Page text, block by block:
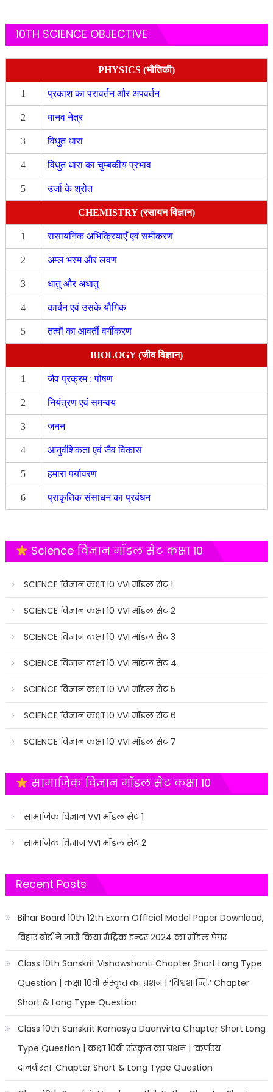
10TH SCIENCE OBJECTIVE
PHYSICS (भौतिकी)
1 प्रकाश का परावर्तन और अपवर्तन
2 मानव नेत्र
3 विधुत धारा
4 विधुत धारा का चुम्बकीय प्रभाव
5 उर्जा के श्रोत
CHEMISTRY (रसायन विज्ञान)
1 रासायनिक अभिक्रियाएँ एवं समीकरण
2 अम्ल भस्म और लवण
3 धातु और अधातु
4 कार्बन एवं उसके यौगिक
5 तत्वों का आवर्ती वर्गीकरण
BIOLOGY (जीव विज्ञान)
1 जैव प्रक्रम : पोषण
2 नियंत्रण एवं समन्वय
3 जनन
4 आनुवंशिकता एवं जैव विकास
5 हमारा पर्यावरण
6 प्राकृतिक संसाधन का प्रबंधन
Science विज्ञान मॉडल सेट कक्षा 10
SCIENCE विज्ञान कक्षा 10 VVI मॉडल सेट 1
SCIENCE विज्ञान कक्षा 10 VVI मॉडल सेट 2
SCIENCE विज्ञान कक्षा 10 VVI मॉडल सेट 3
SCIENCE विज्ञान कक्षा 10 VVI मॉडल सेट 4
SCIENCE विज्ञान कक्षा 10 VVI मॉडल सेट 5
SCIENCE विज्ञान कक्षा 10 VVI मॉडल सेट 6
SCIENCE विज्ञान कक्षा 10 VVI मॉडल सेट 7
सामाजिक विज्ञान मॉडल सेट कक्षा 10
सामाजिक विज्ञान VVI मॉडल सेट 1
सामाजिक विज्ञान VVI मॉडल सेट 2
Recent Posts
Bihar Board 10th 12th Exam Official Model Paper Download,
बिहार बोर्ड ने जारी किया मैट्रिक इन्टर 2024 का मॉडल पेपर
Class 10th Sanskrit Vishawshanti Chapter Short Long Type
Question | कक्षा 10वीं संस्कृत का प्रशन | ‘विश्वशान्तिः’ Chapter
Short & Long Type Question
Class 10th Sanskrit Karnasya Daanvirta Chapter Short Long
Type Question | कक्षा 10वीं संस्कृत का प्रशन | ‘कर्णस्य
दानवीरता’ Chapter Short & Long Type Question